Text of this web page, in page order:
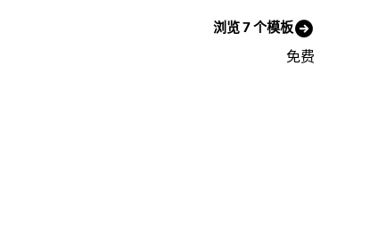
浏览 7 个模板
免费